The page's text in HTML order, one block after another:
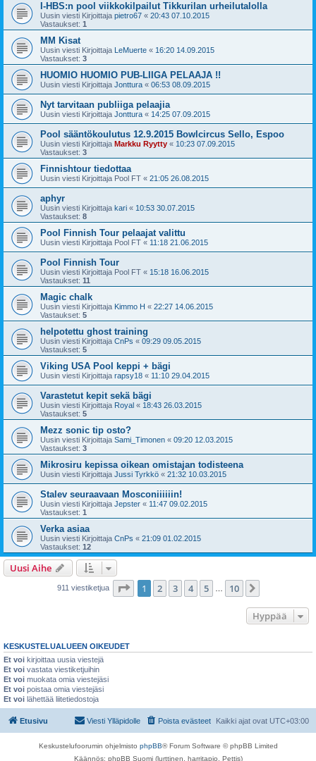
I-HBS:n pool viikkokilpailut Tikkurilan urheilutalolla
Uusin viesti Kirjoittaja pietro67 « 20:43 07.10.2015
Vastaukset: 1
MM Kisat
Uusin viesti Kirjoittaja LeMuerte « 16:20 14.09.2015
Vastaukset: 3
HUOMIO HUOMIO PUB-LIIGA PELAAJA !!
Uusin viesti Kirjoittaja Jonttura « 06:53 08.09.2015
Nyt tarvitaan publiiga pelaajia
Uusin viesti Kirjoittaja Jonttura « 14:25 07.09.2015
Pool sääntökoulutus 12.9.2015 Bowlcircus Sello, Espoo
Uusin viesti Kirjoittaja Markku Ryytty « 10:23 07.09.2015
Vastaukset: 3
Finnishtour tiedottaa
Uusin viesti Kirjoittaja Pool FT « 21:05 26.08.2015
aphyr
Uusin viesti Kirjoittaja kari « 10:53 30.07.2015
Vastaukset: 8
Pool Finnish Tour pelaajat valittu
Uusin viesti Kirjoittaja Pool FT « 11:18 21.06.2015
Pool Finnish Tour
Uusin viesti Kirjoittaja Pool FT « 15:18 16.06.2015
Vastaukset: 11
Magic chalk
Uusin viesti Kirjoittaja Kimmo H « 22:27 14.06.2015
Vastaukset: 5
helpotettu ghost training
Uusin viesti Kirjoittaja CnPs « 09:29 09.05.2015
Vastaukset: 5
Viking USA Pool keppi + bägi
Uusin viesti Kirjoittaja rapsy18 « 11:10 29.04.2015
Varastetut kepit sekä bägi
Uusin viesti Kirjoittaja Royal « 18:43 26.03.2015
Vastaukset: 5
Mezz sonic tip osto?
Uusin viesti Kirjoittaja Sami_Timonen « 09:20 12.03.2015
Vastaukset: 3
Mikrosiru kepissa oikean omistajan todisteena
Uusin viesti Kirjoittaja Jussi Tyrkkö « 21:32 10.03.2015
Stalev seuraavaan Mosconiiiiiin!
Uusin viesti Kirjoittaja Jepster « 11:47 09.02.2015
Vastaukset: 1
Verka asiaa
Uusin viesti Kirjoittaja CnPs « 21:09 01.02.2015
Vastaukset: 12
Uusi Aihe
911 viestiketjua Sivu /10
1 2 3 4 5 … 10
Hyppää
KESKUSTELUALUEEN OIKEUDET
Et voi kirjoittaa uusia viestejä
Et voi vastata viestiketjuihin
Et voi muokata omia viestejäsi
Et voi poistaa omia viestejäsi
Et voi lähettää liitetiedostoja
Etusivu Kaikki ajat ovat UTC+03:00
Poista evästeet
Viesti Ylläpidolle
Keskustelufoorumin ohjelmisto phpBB® Forum Software © phpBB Limited
Käännös: phpBB Suomi (lurttinen, harritapio, Pettis)